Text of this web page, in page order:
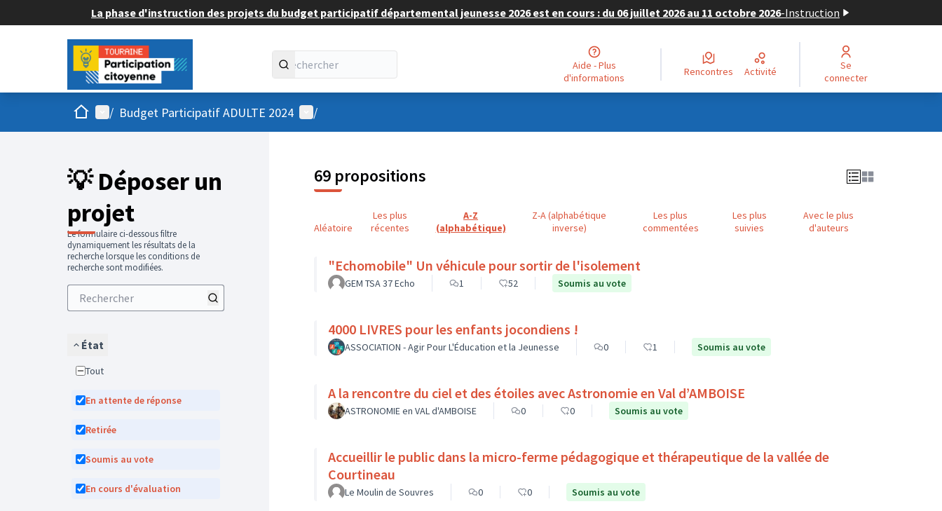
La phase d'instruction des projets du budget participatif départemental jeunesse 2026 est en cours : du 06 juillet 2026 au 11 octobre 2026-Instruction
Aide - Plus
d'informations
Rencontres Activité
Se
connecter
AccueilMenu principal
/ Budget Participatif ADULTE 2024 Menu utilisateur
/
💡 Déposer un
projet
Le formulaire ci-dessous filtre
dynamiquement les résultats de la
recherche lorsque les conditions de
recherche sont modifiées.
État
Tout
En attente de réponse
Retirée
Soumis au vote
En cours d'évaluation
69 propositions
Aléatoire
Les plus
récentes
A-Z
(alphabétique)
Z-A (alphabétique
inverse)
Les plus
commentées
Les plus
suivies
Avec le plus
d'auteurs
"Echomobile" Un véhicule pour sortir de l'isolement
GEM TSA 37 Echo 1 52 Soumis au vote
4000 LIVRES pour les enfants jocondiens !
ASSOCIATION - Agir Pour L'Éducation et la Jeunesse 0 1 Soumis au vote
A la rencontre du ciel et des étoiles avec Astronomie en Val d’AMBOISE
ASTRONOMIE en VAL d'AMBOISE 0 0 Soumis au vote
Accueillir le public dans la micro-ferme pédagogique et thérapeutique de la vallée de
Courtineau
Le Moulin de Souvres 0 0 Soumis au vote